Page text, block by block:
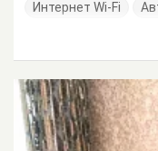
Интернет Wi-Fi